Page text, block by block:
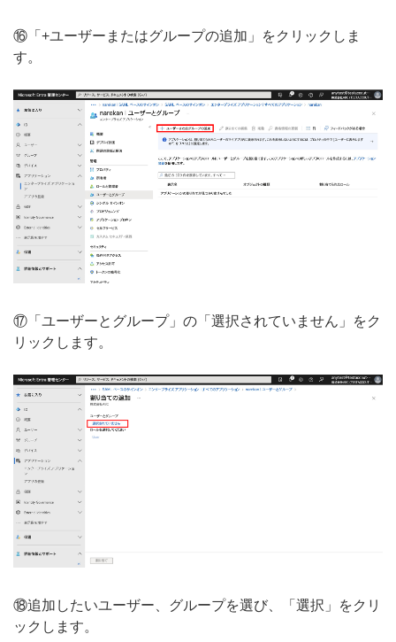
⑯「+ユーザーまたはグループの追加」をクリックしま
す。
⑰「ユーザーとグループ」の「選択されていません」をク
リックします。
⑱追加したいユーザー、グループを選び、「選択」をクリ
ックします。